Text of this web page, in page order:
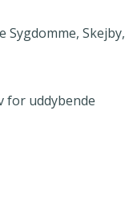
Skejby,
for uddybende